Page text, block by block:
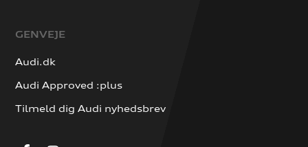
GENVEJE
Audi.dk
Audi Approved :plus
Tilmeld dig Audi nyhedsbrev